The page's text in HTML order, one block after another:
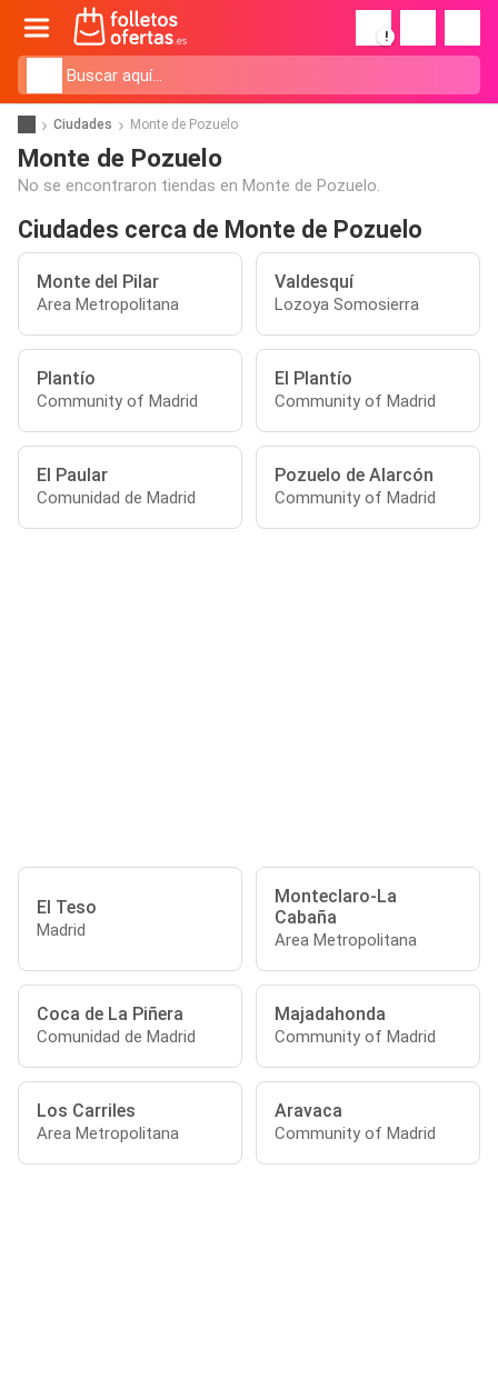
!
Ciudades Monte de Pozuelo
Monte de Pozuelo
No se encontraron tiendas en Monte de Pozuelo.
Ciudades cerca de Monte de Pozuelo
Monte del Pilar
Area Metropolitana
Valdesquí
Lozoya Somosierra
Plantío
Community of Madrid
El Plantío
Community of Madrid
El Paular
Comunidad de Madrid
Pozuelo de Alarcón
Community of Madrid
El Teso
Madrid
Monteclaro-La
Cabaña
Area Metropolitana
Coca de La Piñera
Comunidad de Madrid
Majadahonda
Community of Madrid
Los Carriles
Area Metropolitana
Aravaca
Community of Madrid